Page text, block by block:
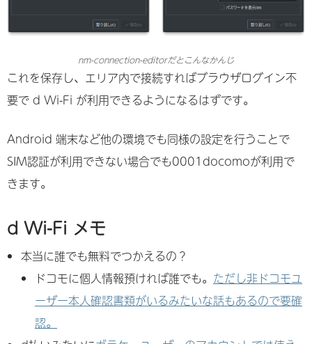
nm-connection-editorだとこんなかんじ
これを保存し、エリア内で接続すればブラウザログイン不
要で d Wi-Fi が利用できるようになるはずです。
Android 端末など他の環境でも同様の設定を行うことで
SIM認証が利用できない場合でも0001docomoが利用で
きます。
d Wi-Fi メモ
本当に誰でも無料でつかえるの？
ドコモに個人情報預ければ誰でも。 ただし非ドコモユ
ーザー本人確認書類がいるみたいな話もあるので要確
認。